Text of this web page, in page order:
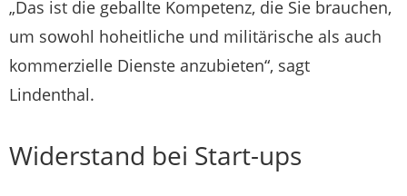
„Das ist die geballte Kompetenz, die Sie brauchen,
um sowohl hoheitliche und militärische als auch
kommerzielle Dienste anzubieten“, sagt
Lindenthal.
Widerstand bei Start-ups